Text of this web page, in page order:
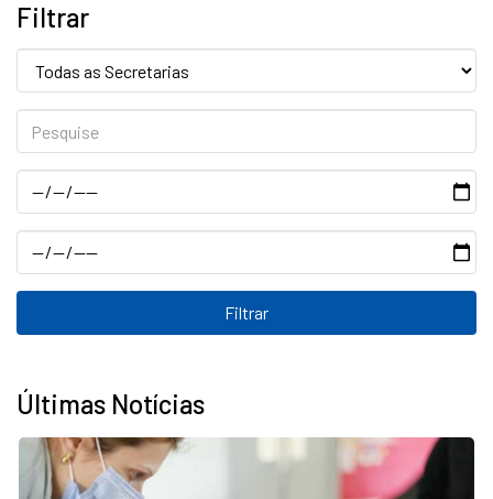
Filtrar
Data
Data
Últimas Notícias